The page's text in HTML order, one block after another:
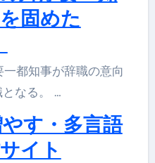
固めた
となる。 …
す・多言語
イト